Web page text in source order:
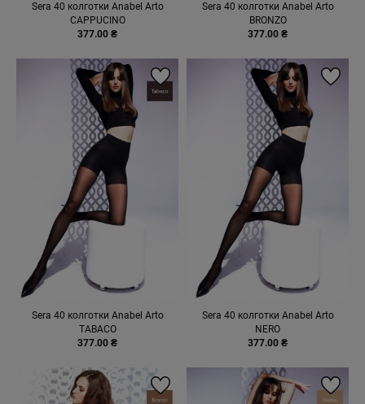
Sera 40 колготки Anabel Arto
CAPPUCINO
377.00 ₴
Sera 40 колготки Anabel Arto
BRONZO
377.00 ₴
Sera 40 колготки Anabel Arto
TABACO
377.00 ₴
Sera 40 колготки Anabel Arto
NERO
377.00 ₴